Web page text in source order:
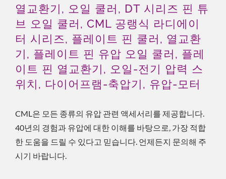
열교환기, 오일 쿨러, DT 시리즈 핀 튜
브 오일 쿨러, CML 공랭식 라디에이
터 시리즈, 플레이트 핀 쿨러, 열교환
기, 플레이트 핀 유압 오일 쿨러, 플레
이트 핀 열교환기, 오일-전기 압력 스
위치, 다이어프램-축압기, 유압-모터
CML은 모든 종류의 유압 관련 액세서리를 제공합니다.
40년의 경험과 유압에 대한 이해를 바탕으로, 가장 적합
한 도움을 드릴 수 있다고 믿습니다. 언제든지 문의해 주
시기 바랍니다.